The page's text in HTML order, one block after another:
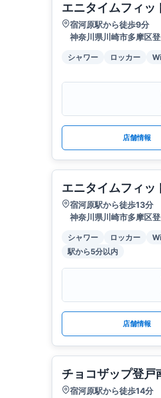
エニタイムフィッ
宿河原駅から徒歩9分
神奈川県川崎市多摩区
シャワー ロッカー
店舗情報
エニタイムフィッ
宿河原駅から徒歩13分
神奈川県川崎市多摩区
シャワー ロッカー
駅から5分以内
店舗情報
チョコザップ登戸
宿河原駅から徒歩14分